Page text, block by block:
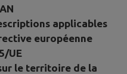
applicables
européenne
UE
le territoire de la